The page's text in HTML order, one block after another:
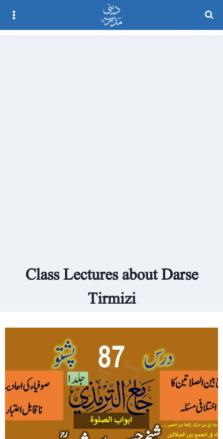
Skip
Class Lectures about Darse
Tirmizi